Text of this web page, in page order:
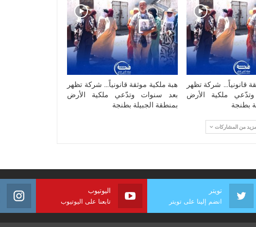
قانونياً… شركة تظهر
ملكية الأرض
بطنجة
هبة ملكية موثقة قانونياً… شركة تظهر
بعد سنوات وتدّعي ملكية الأرض
بمنطقة الجبيلة بطنجة
من المشاركات
تويتر
انضم إلينا على تويتر
اليوتيوب
تابعنا على اليوتيوب